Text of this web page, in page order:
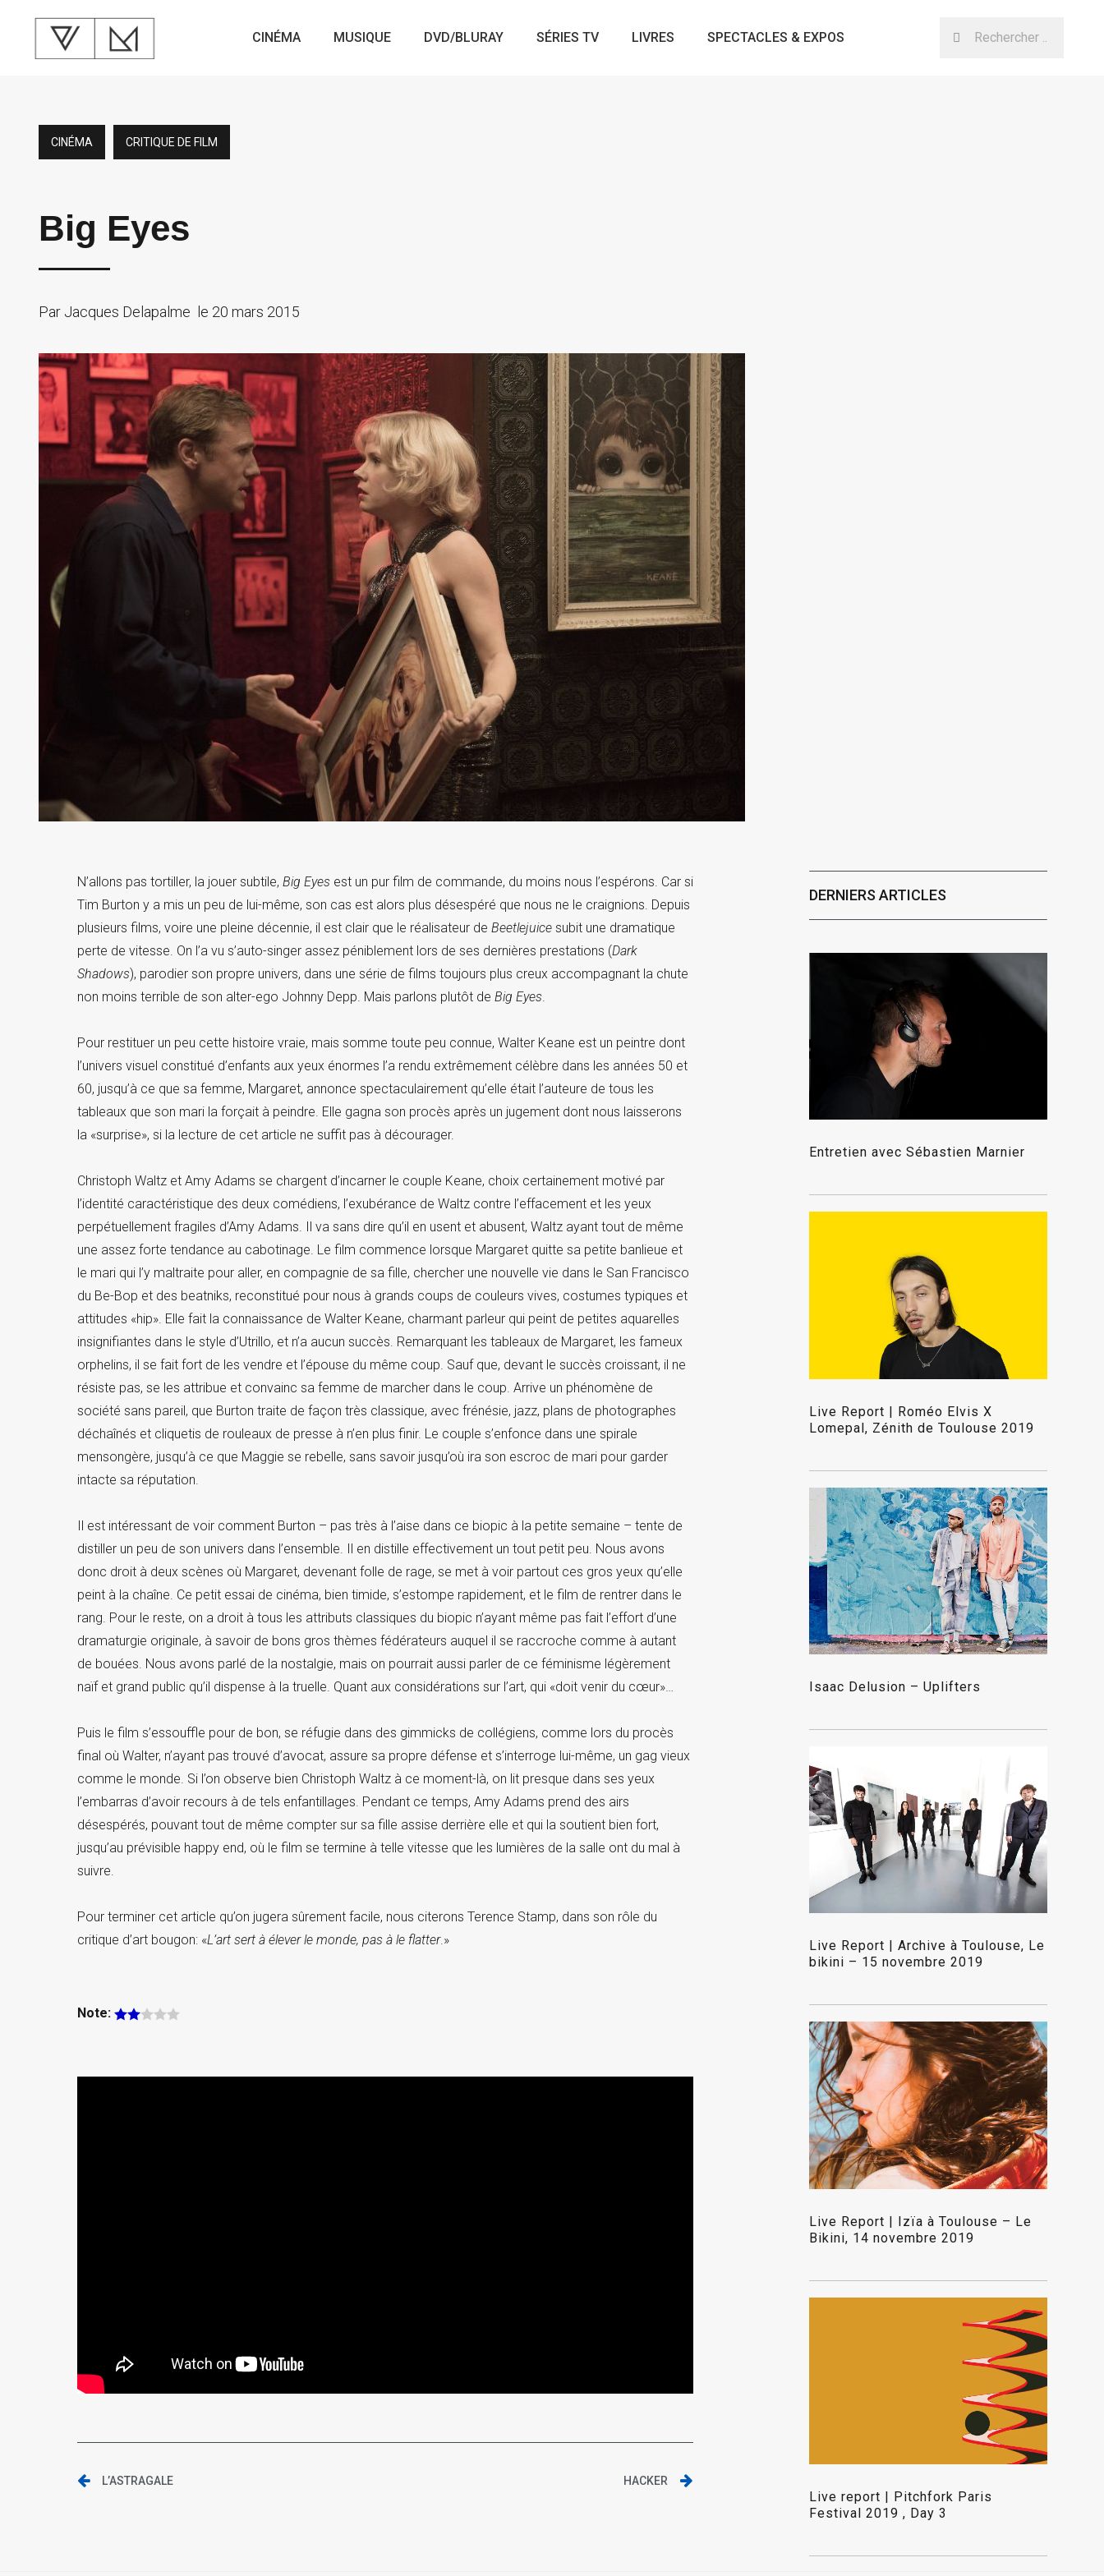
CINÉMA MUSIQUE DVD/BLURAY SÉRIES TV LIVRES SPECTACLES & EXPOS
CINÉMA CRITIQUE DE FILM
Big Eyes
Par Jacques Delapalme le 20 mars 2015
N’allons pas tortiller, la jouer subtile, Big Eyes est un pur film de commande, du moins nous l’espérons. Car si
Tim Burton y a mis un peu de lui-même, son cas est alors plus désespéré que nous ne le craignions. Depuis
plusieurs films, voire une pleine décennie, il est clair que le réalisateur de Beetlejuicesubit une dramatique
perte de vitesse. On l’a vu s’auto-singer assez péniblement lors de ses dernières prestations (Dark
Shadows), parodier son propre univers, dans une série de films toujours plus creux accompagnant la chute
non moins terrible de son alter-ego Johnny Depp. Mais parlons plutôt de Big Eyes
Pour restituer un peu cette histoire vraie, mais somme toute peu connue, Walter Keane est un peintre dont
l’univers visuel constitué d’enfants aux yeux énormes l’a rendu extrêmement célèbre dans les années 50 et
60, jusqu’à ce que sa femme, Margaret, annonce spectaculairement qu’elle était l’auteure de tous les
tableaux que son mari la forçait à peindre. Elle gagna son procès après un jugement dont nous laisserons
la «surprise», si la lecture de cet article ne suffit pas à décourager.
Christoph Waltz et Amy Adams se chargent d’incarner le couple Keane, choix certainement motivé par
l’identité caractéristique des deux comédiens, l’exubérance de Waltz contre l’effacement et les yeux
perpétuellement fragiles d’Amy Adams. Il va sans dire qu’il en usent et abusent, Waltz ayant tout de même
une assez forte tendance au cabotinage. Le film commence lorsque Margaret quitte sa petite banlieue et
le mari qui l’y maltraite pour aller, en compagnie de sa fille, chercher une nouvelle vie dans le San Francisco
du Be-Bop et des beatniks, reconstitué pour nous à grands coups de couleurs vives, costumes typiques et
attitudes «hip». Elle fait la connaissance de Walter Keane, charmant parleur qui peint de petites aquarelles
insignifiantes dans le style d’Utrillo, et n’a aucun succès. Remarquant les tableaux de Margaret, les fameux
orphelins, il se fait fort de les vendre et l’épouse du même coup. Sauf que, devant le succès croissant, il ne
résiste pas, se les attribue et convainc sa femme de marcher dans le coup. Arrive un phénomène de
société sans pareil, que Burton traite de façon très classique, avec frénésie, jazz, plans de photographes
déchaînés et cliquetis de rouleaux de presse à n’en plus finir. Le couple s’enfonce dans une spirale
mensongère, jusqu’à ce que Maggie se rebelle, sans savoir jusqu’où ira son escroc de mari pour garder
intacte sa réputation.
Il est intéressant de voir comment Burton – pas très à l’aise dans ce biopic à la petite semaine – tente de
distiller un peu de son univers dans l’ensemble. Il en distille effectivement un tout petit peu. Nous avons
donc droit à deux scènes où Margaret, devenant folle de rage, se met à voir partout ces gros yeux qu’elle
peint à la chaîne. Ce petit essai de cinéma, bien timide, s’estompe rapidement, et le film de rentrer dans le
rang. Pour le reste, on a droit à tous les attributs classiques du biopic n’ayant même pas fait l’effort d’une
dramaturgie originale, à savoir de bons gros thèmes fédérateurs auquel il se raccroche comme à autant
de bouées. Nous avons parlé de la nostalgie, mais on pourrait aussi parler de ce féminisme légèrement
naïf et grand public qu’il dispense à la truelle. Quant aux considérations sur l’art, qui «doit venir du cœur»…
Puis le film s’essouffle pour de bon, se réfugie dans des gimmicks de collégiens, comme lors du procès
final où Walter, n’ayant pas trouvé d’avocat, assure sa propre défense et s’interroge lui-même, un gag vieux
comme le monde. Si l’on observe bien Christoph Waltz à ce moment-là, on lit presque dans ses yeux
l’embarras d’avoir recours à de tels enfantillages. Pendant ce temps, Amy Adams prend des airs
désespérés, pouvant tout de même compter sur sa fille assise derrière elle et qui la soutient bien fort,
jusqu’au prévisible happy end, où le film se termine à telle vitesse que les lumières de la salle ont du mal à
suivre.
Pour terminer cet article qu’on jugera sûrement facile, nous citerons Terence Stamp, dans son rôle du
critique d’art bougon: «L’art sert à élever le monde, pas à le flatter.»
Note:
L’ASTRAGALE HACKER
DERNIERS ARTICLES
Entretien avec Sébastien Marnier
Live Report | Roméo Elvis X
Lomepal, Zénith de Toulouse 2019
Isaac Delusion – Uplifters
Live Report | Archive à Toulouse, Le
bikini – 15 novembre 2019
Live Report | Izïa à Toulouse – Le
Bikini, 14 novembre 2019
Live report | Pitchfork Paris
Festival 2019 , Day 3